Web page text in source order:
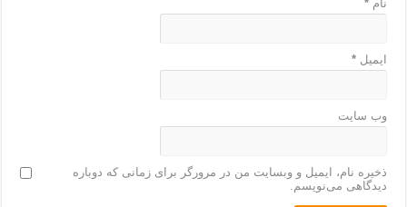
نام*
ایمیل*
وب‌ سایت
ذخیره نام، ایمیل و وبسایت من در مرورگر برای زمانی که دوباره
دیدگاهی می‌نویسم.